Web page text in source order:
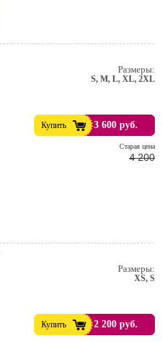
Размеры:
S, M, L, XL, 2XL
Купить 3 600 руб.
Cтарая цена
4 200
Размеры:
XS, S
Купить 2 200 руб.